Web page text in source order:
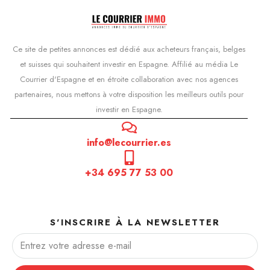
Ce site de petites annonces est dédié aux acheteurs français, belges
et suisses qui souhaitent investir en Espagne. Affilié au média Le
Courrier d'Espagne et en étroite collaboration avec nos agences
partenaires, nous mettons à votre disposition les meilleurs outils pour
investir en Espagne.
info@lecourrier.es
+34 695 77 53 00
S'INSCRIRE À LA NEWSLETTER